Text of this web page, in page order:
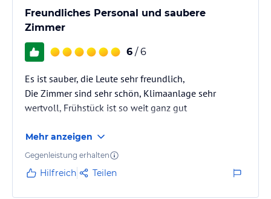
Freundliches Personal und saubere
Zimmer
6 / 6
Es ist sauber, die Leute sehr freundlich,
Die Zimmer sind sehr schön, Klimaanlage sehr
wertvoll, Frühstück ist so weit ganz gut
Mehr anzeigen
Gegenleistung erhalten
Hilfreich Teilen